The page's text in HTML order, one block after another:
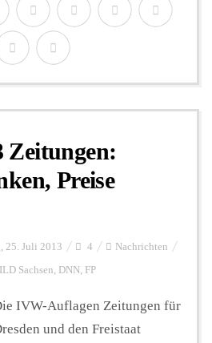
Zeitungen:
Preise
25. Juli 2013 4 Nachrichten
Sachsen, DNN, FP
IVW-Auflagen Zeitungen für
und den Freistaat